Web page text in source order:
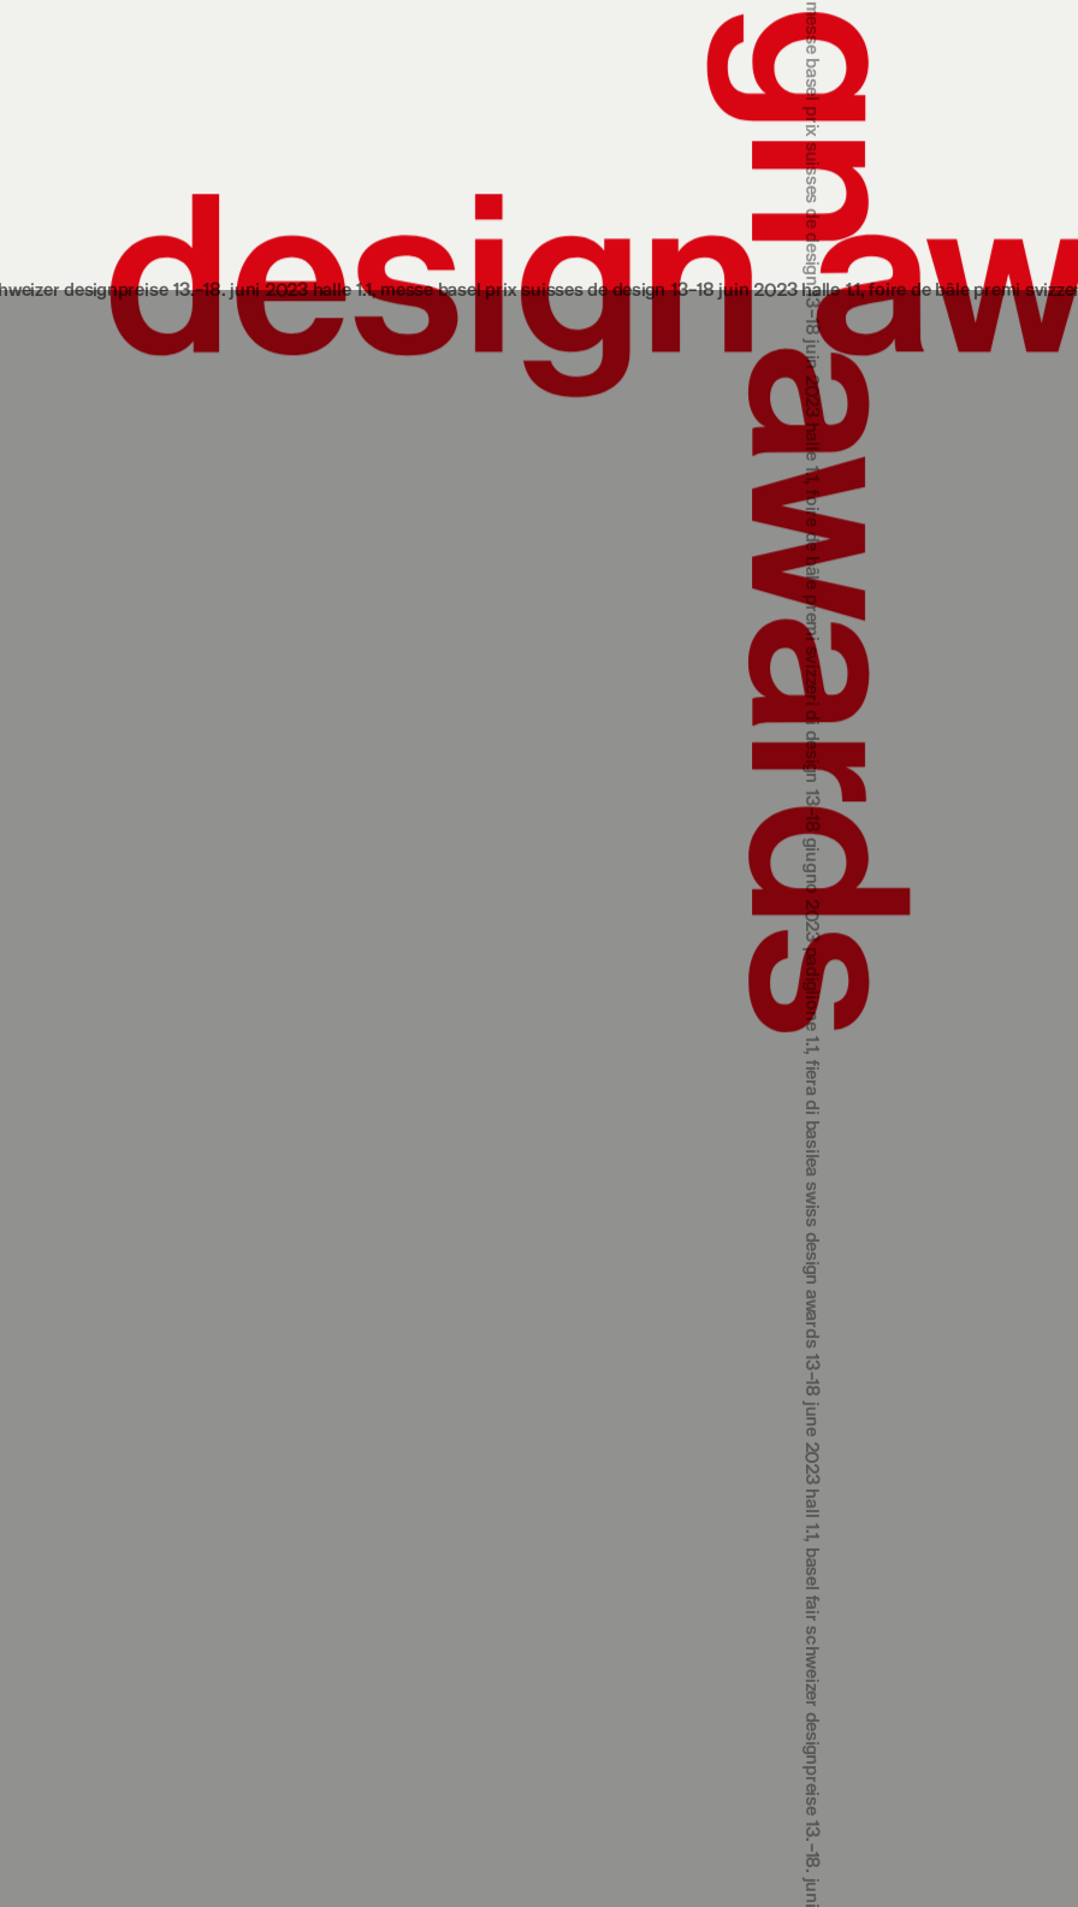
13.‒18. juni 2023 halle 1.1, messe basel prix suisses de design 13‒18 juin 2023 halle 1.1, foire de bâle premi svizzeri di design
prix suisses de design 13‒18 juin 2023 halle 1.1, foire de bâle
premi svizzeri di design 13‒18 giugno 2023 padiglione 1.1, fiera di basilea
swiss design awards 13‒18 june 2023 hall 1.1, basel fair
schweizer designpreise 13.‒18. juni 2023 halle 1.1, messe basel